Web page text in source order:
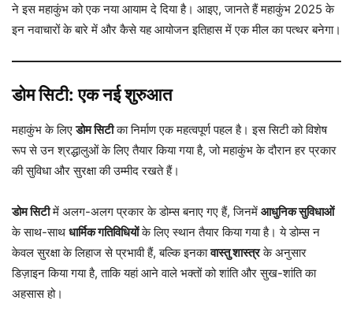
ने इस महाकुंभ को एक नया आयाम दे दिया है। आइए, जानते हैं महाकुंभ 2025 के
इन नवाचारों के बारे में और कैसे यह आयोजन इतिहास में एक मील का पत्थर बनेगा।
डोम सिटी: एक नई शुरुआत
महाकुंभ के लिएडोम सिटीका निर्माण एक महत्वपूर्ण पहल है। इस सिटी को विशेष
रूप से उन श्रद्धालुओं के लिए तैयार किया गया है, जो महाकुंभ के दौरान हर प्रकार
की सुविधा और सुरक्षा की उम्मीद रखते हैं।
डोम सिटीमें अलग-अलग प्रकार के डोम्स बनाए गए हैं, जिनमें आधुनिक सुविधाओं
के साथ-साथ धार्मिक गतिविधियोंके लिए स्थान तैयार किया गया है। ये डोम्स न
केवल सुरक्षा के लिहाज से प्रभावी हैं, बल्कि इनकावास्तु शास्त्रके अनुसार
डिज़ाइन किया गया है, ताकि यहां आने वाले भक्तों को शांति और सुख-शांति का
अहसास हो।